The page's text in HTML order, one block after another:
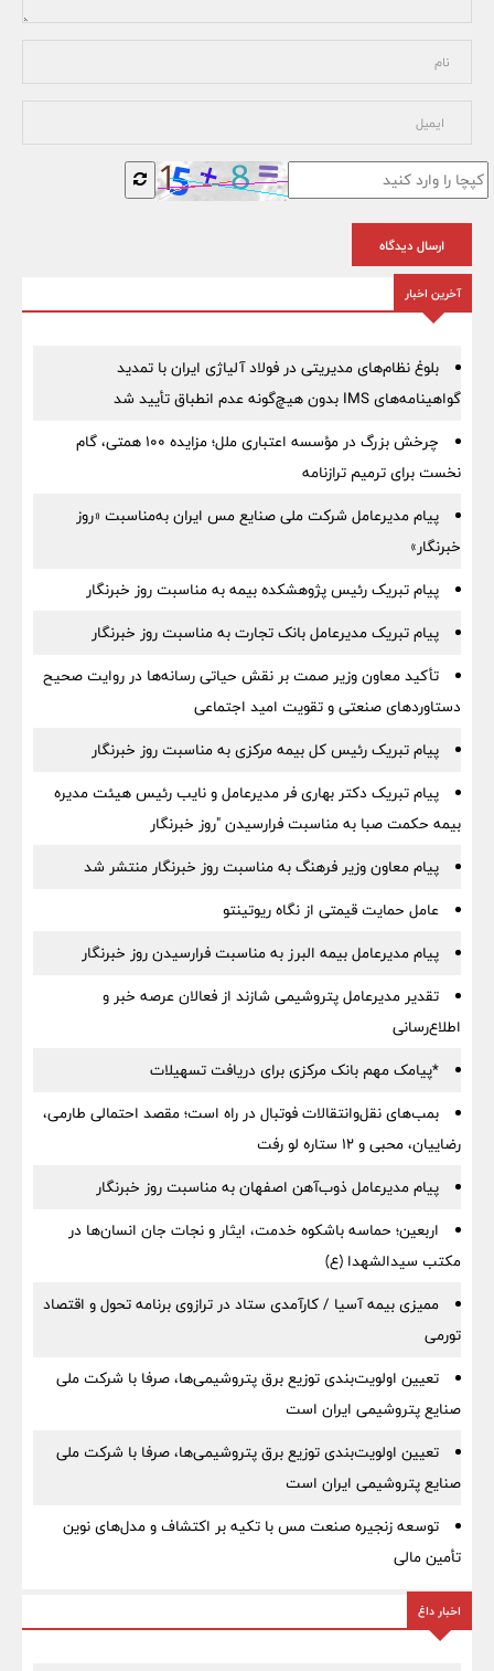
ارسال دیدگاه
آخرین اخبار
بلوغ نظام‌های مدیریتی در فولاد آلیاژی ایران با تمدید
گواهینامه‌های IMS بدون هیچ‌گونه عدم انطباق تأیید شد
چرخش بزرگ در مؤسسه اعتباری ملل؛ مزایده ۱۰۰ همتی، گام
نخست برای ترمیم ترازنامه
پیام مدیرعامل شرکت ملی صنایع مس ایران به‌مناسبت «روز
خبرنگار»
پیام تبریک رئیس پژوهشکده بیمه به مناسبت روز خبرنگار
پیام تبریک مدیرعامل بانک تجارت به مناسبت روز خبرنگار
تأکید معاون وزیر صمت بر نقش حیاتی رسانه‌ها در روایت صحیح
دستاوردهای صنعتی و تقویت امید اجتماعی
پیام تبریک رئیس کل بیمه مرکزی به مناسبت روز خبرنگار
پیام تبریک دکتر بهاری فر مدیرعامل و نایب رئیس هیئت مدیره
بیمه حکمت صبا به مناسبت فرارسیدن "روز خبرنگار
پیام معاون وزیر فرهنگ به مناسبت روز خبرنگار منتشر شد
عامل حمایت قیمتی از نگاه ریوتینتو
پیام مدیرعامل بیمه البرز به مناسبت فرارسیدن روز خبرنگار
تقدیر مدیرعامل پتروشیمی شازند از فعالان عرصه خبر و
اطلاع‌رسانی
*پیامک مهم بانک مرکزی برای دریافت تسهیلات
بمب‌های نقل‌وانتقالات فوتبال در راه است؛ مقصد احتمالی طارمی،
رضاییان، محبی و ۱۲ ستاره لو رفت
پیام مدیرعامل ذوب‌آهن اصفهان به مناسبت روز خبرنگار
اربعین؛ حماسه باشکوه خدمت، ایثار و نجات جان انسان‌ها در
مکتب سیدالشهدا (ع)
ممیزی بیمه آسیا / کارآمدی ستاد در ترازوی برنامه تحول و اقتصاد
تورمی
تعیین اولویت‌بندی توزیع برق پتروشیمی‌ها، صرفا با شرکت ملی
صنایع پتروشیمی ایران است
تعیین اولویت‌بندی توزیع برق پتروشیمی‌ها، صرفا با شرکت ملی
صنایع پتروشیمی ایران است
توسعه زنجیره صنعت مس با تکیه بر اکتشاف و مدل‌های نوین
تأمین مالی
اخبار داغ